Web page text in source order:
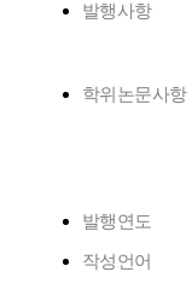
발행사항
학위논문사항
발행연도
작성언어